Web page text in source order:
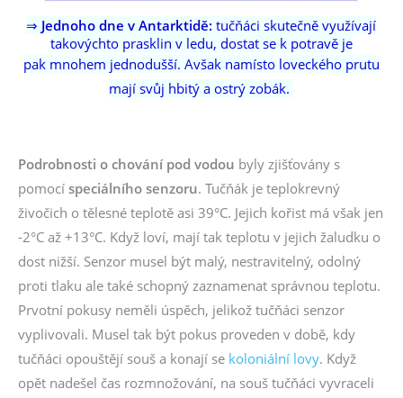
⇒ Jednoho dne v Antarktidě: tučňáci skutečně využívají
takovýchto prasklin v ledu, dostat se k potravě je
pak mnohem jednodušší. Avšak namísto loveckého prutu
mají svůj hbitý a ostrý zobák.
Podrobnosti o chování pod vodou byly zjišťovány s
pomocí speciálního senzoru. Tučňák je teplokrevný
živočich o tělesné teplotě asi 39°C. Jejich kořist má však jen
-2°C až +13°C. Když loví, mají tak teplotu v jejich žaludku o
dost nižší. Senzor musel být malý, nestravitelný, odolný
proti tlaku ale také schopný zaznamenat správnou teplotu.
Prvotní pokusy neměli úspěch, jelikož tučňáci senzor
vyplivovali. Musel tak být pokus proveden v době, kdy
tučňáci opouštějí souš a konají se koloniální lovy. Když
opět nadešel čas rozmnožování, na souš tučňáci vyvraceli